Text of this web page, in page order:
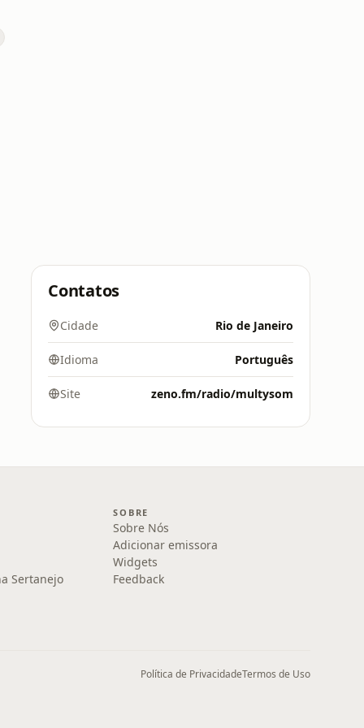
Contatos
Cidade Rio de Janeiro
Idioma Português
Site zeno.fm/radio/multysom
Sertanejo
SOBRE
Sobre Nós
Adicionar emissora
Widgets
Feedback
Política de PrivacidadeTermos de Uso